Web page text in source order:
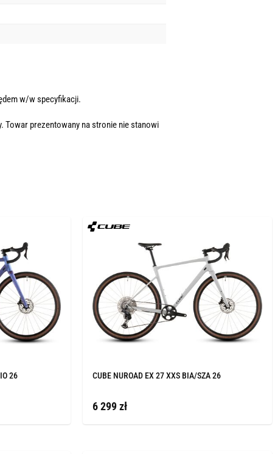
w/w specyfikacji.
Towar prezentowany na stronie nie stanowi
26 CUBE NUROAD EX 27 XXS BIA/SZA 26
6 299 zł